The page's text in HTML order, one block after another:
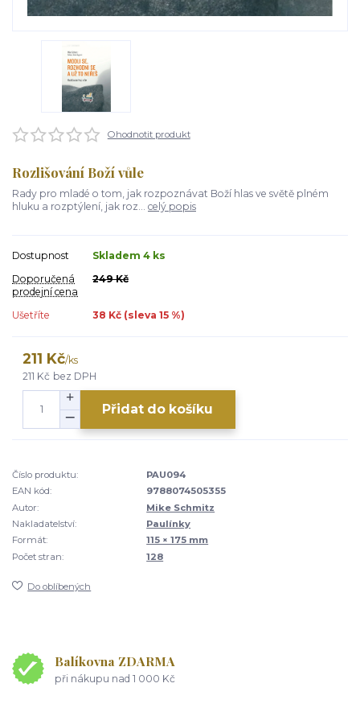
Ohodnotit produkt
Rozlišování Boží vůle
Rady pro mladé o tom, jak rozpoznávat Boží hlas ve světě plném
hluku a rozptýlení, jak roz... celý popis
Dostupnost
Skladem 4 ks
Doporučená
prodejní cena
249 Kč
Ušetříte 38 Kč (sleva 15 %)
211 Kč/ks
211 Kč bez DPH
Přidat do košíku
Číslo produktu:
PAU094
EAN kód:
9788074505355
Autor:
Mike Schmitz
Nakladatelství:
Paulínky
Formát:
115 × 175 mm
Počet stran:
128
Do oblíbených
Balíkovna ZDARMA
při nákupu nad 1 000 Kč